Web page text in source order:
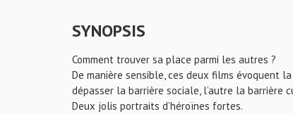
SYNOPSIS
Comment trouver sa place parmi les autres ?
De manière sensible, ces deux films évoquent
dépasser la barrière sociale, l’autre la barrière
Deux jolis portraits d’héroïnes fortes.